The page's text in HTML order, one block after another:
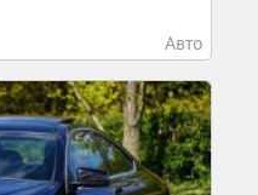
Авто